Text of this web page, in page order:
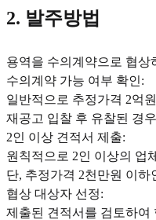
2. 발주방법
용역을 수의계약으로 협상
수의계약 가능 여부 확인:
일반적으로 추정가격 2억
재공고 입찰 후 유찰된 경
2인 이상 견적서 제출:
원칙적으로 2인 이상의 업
단, 추정가격 2천만원 이
협상 대상자 선정:
제출된 견적서를 검토하여